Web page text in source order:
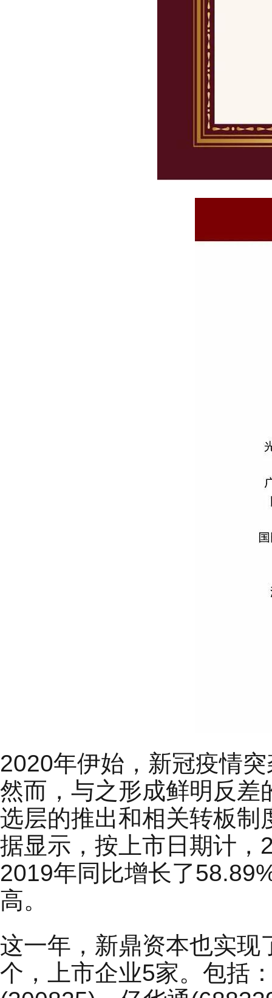
2020年伊始，新冠疫情
然而，与之形成鲜明反差
选层的推出和相关转板制
据显示，按上市日期计
2019年同比增长了
高。
这一年，新鼎资本也实
个，上市企业5家。包括